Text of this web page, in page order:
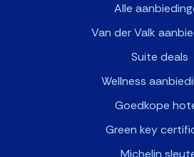
Alle
Van der Valk
Suite deals
Wellness
Goedkope
Green key
Michelin